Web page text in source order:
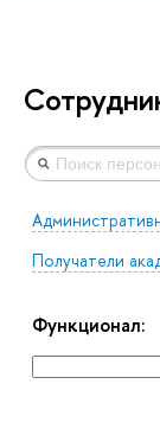
Получатели
Функционал: